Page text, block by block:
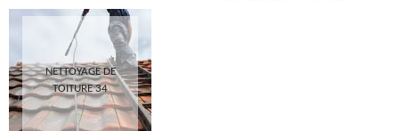
NETTOYAGE DE
TOITURE 34